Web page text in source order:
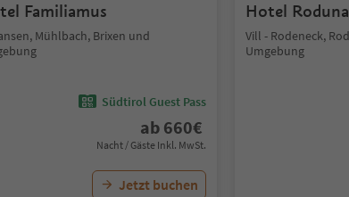
Familiamus
Mühlbach, Brixen und
Südtirol Guest Pass
ab 660€
Nacht / Gäste Inkl. MwSt.
Jetzt buchen
Hotel Roduna
Vill - Rodeneck,
Umgebung